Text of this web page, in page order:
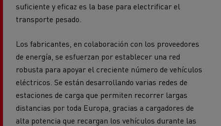
suficiente y eficaz es la base para electrificar el
transporte pesado.
Los fabricantes, en colaboración con los proveedores
de energía, se esfuerzan por establecer una red
robusta para apoyar el creciente número de vehículos
eléctricos. Se están desarrollando varias redes de
estaciones de carga que permiten recorrer largas
distancias por toda Europa, gracias a cargadores de
alta potencia que recargan los vehículos durante las